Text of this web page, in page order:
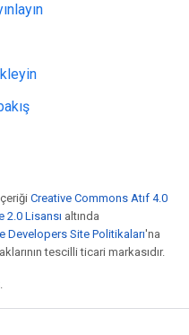
Creative Commons Atıf 4.0
2.0 Lisansı altında
Developers Site Politikaları'na
tescilli ticari markasıdır.